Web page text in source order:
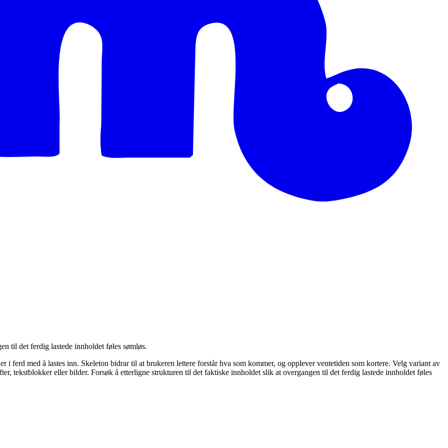
til det ferdig lastede innholdet føles sømløs.
i ferd med å lastes inn. Skeleton bidrar til at brukeren lettere forstår hva som kommer, og opplever ventetiden som kortere. Velg variant av
tekstblokker eller bilder. Forsøk å etterligne strukturen til det faktiske innholdet slik at overgangen til det ferdig lastede innholdet føles